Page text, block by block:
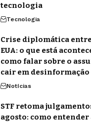
tecnologia
Tecnologia
Crise diplomática
EUA: o que está
como falar sobre o
cair em desinformação
Notícias
STF retoma
agosto: como entender